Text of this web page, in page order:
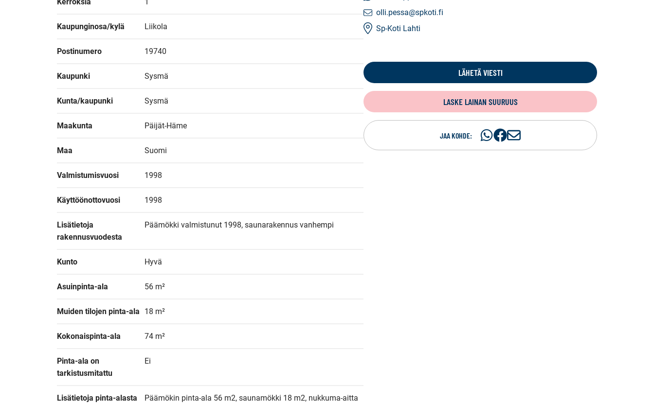
Kaupunginosa/kylä Liikola
Postinumero 19740
Kaupunki Sysmä
Kunta/kaupunki Sysmä
Maakunta Päijät-Häme
Maa Suomi
Valmistumisvuosi 1998
Käyttöönottovuosi 1998
Lisätietoja
rakennusvuodesta
Päämökki valmistunut 1998, saunarakennus vanhempi
Kunto Hyvä
Asuinpinta-ala 56 m²
Muiden tilojen pinta-ala 18 m²
Kokonaispinta-ala 74 m²
Pinta-ala on
tarkistusmitattu
Ei
Lisätietoja pinta-alasta
Päämökin pinta-ala 56 m2, saunamökki 18 m2, nukkuma-aitta
olli.pessa@spkoti.fi
Sp-Koti Lahti
LÄHETÄ VIESTI
LASKE LAINAN SUURUUS
JAA KOHDE:
JaaJaaJ